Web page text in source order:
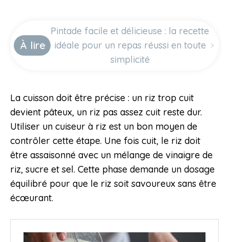
À lire
Pintade facile et délicieuse : la recette
idéale pour un repas réussi en toute
simplicité
La cuisson doit être précise : un riz trop cuit
devient pâteux, un riz pas assez cuit reste dur.
Utiliser un cuiseur à riz est un bon moyen de
contrôler cette étape. Une fois cuit, le riz doit
être assaisonné avec un mélange de vinaigre de
riz, sucre et sel. Cette phase demande un dosage
équilibré pour que le riz soit savoureux sans être
écœurant.